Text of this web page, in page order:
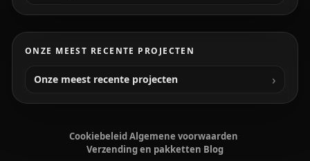
ONZE MEEST RECENTE PROJECTEN
Onze meest recente projecten
Cookiebeleid·Algemene voorwaarden·
Verzending en pakketten·Blog